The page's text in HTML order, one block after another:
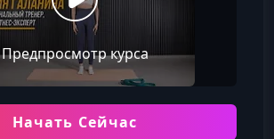
Предпросмотр курса
Начать Сейчас